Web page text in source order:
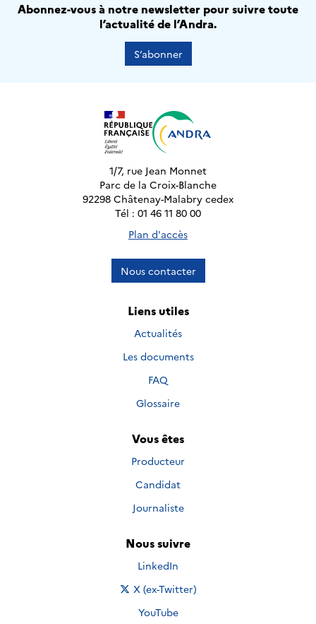
Abonnez-vous à notre newsletter pour suivre toute
l’actualité de l’Andra.
S’abonner
1/7, rue Jean Monnet
Parc de la Croix-Blanche
92298 Châtenay-Malabry cedex
Tél : 01 46 11 80 00
Plan d'accès
Nous contacter
Liens utiles
Actualités
Les documents
FAQ
Glossaire
Vous êtes
Producteur
Candidat
Journaliste
Nous suivre
Nous suivre sur
LinkedIn
Nous suivre sur
X (ex-Twitter)
Nous suivre sur
YouTube